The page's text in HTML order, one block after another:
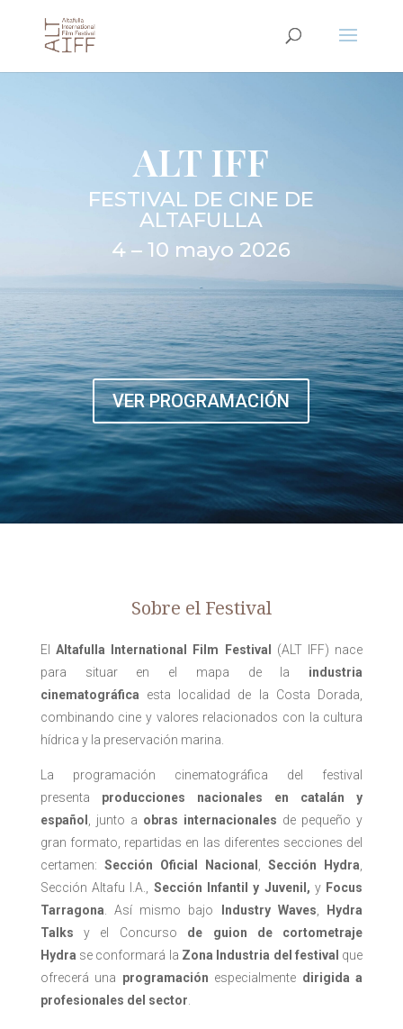
ALT IFF
FESTIVAL DE CINE DE
ALTAFULLA
4 – 10 mayo 2026
VER PROGRAMACIÓN
Sobre el Festival
El Altafulla International Film Festival
(ALT IFF) nace
para situar en el mapa de la
industria
cinematográfica
esta localidad de la Costa Dorada,
combinando cine y valores relacionados con la cultura
hídrica y la preservación marina.
La programación cinematográfica del festival
presenta
producciones nacionales en catalán y
español
, junto a obras internacionales de pequeño y
gran formato, repartidas en las diferentes secciones del
certamen: Sección Oficial Nacional Sección Hydra
Sección Altafu I.A., Sección Infantil y Juvenil, y Focus
Tarragona . Así mismo bajo Industry Waves
Hydra
Talks
y el Concurso de guion de cortometraje
Hydra se conformará la Zona Industria del festival que
ofrecerá una programación especialmente dirigida a
profesionales del sector